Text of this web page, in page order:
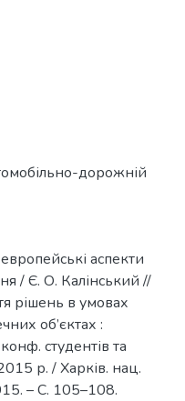
дорожній
аспекти
/ Є. О. Калінський //
рішень в умовах
об’єктах :
студентів та
р. / Харків. нац.
– С. 105–108.